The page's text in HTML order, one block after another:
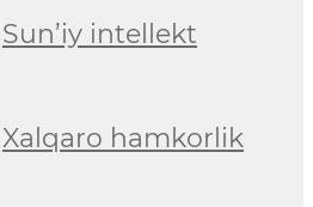
Sun’iy intellekt
Xalqaro hamkorlik